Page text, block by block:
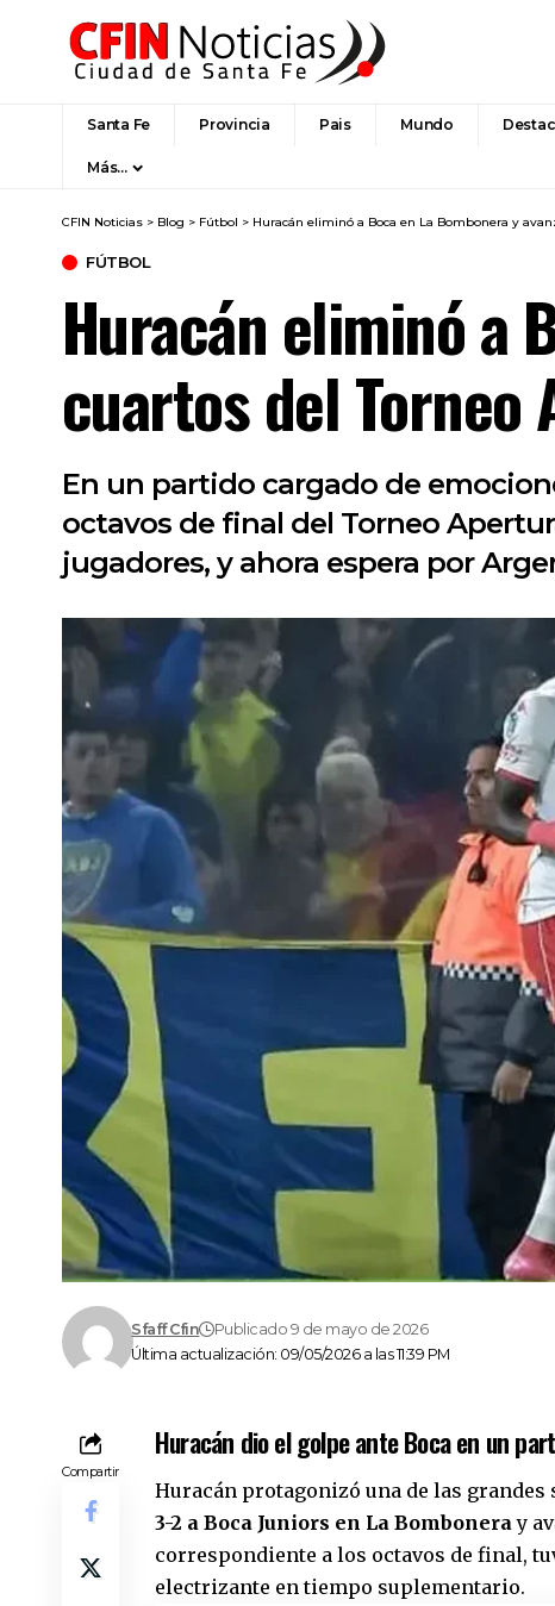
Santa Fe Provincia Pais Mundo
Más…
CFIN Noticias > Blog > Fútbol > Huracán eliminó a Boca en La Bombonera y
FÚTBOL
Huracán eliminó a
cuartos del
En un partido cargado de
octavos de final del Torneo
jugadores, y ahora espera por
Última actualización: 09/05/2026 a las 11:39 PM
Sfaff Cfin Publicado 9 de mayo de 2026
Compartir
Huracán dio el golpe ante Boca en un
Huracán protagonizó una de las
3-2 a Boca Juniors en La Bomboneray
correspondiente a los octavos de final,
electrizante en tiempo suplementario.